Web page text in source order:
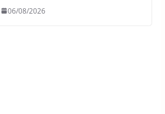
06/08/2026